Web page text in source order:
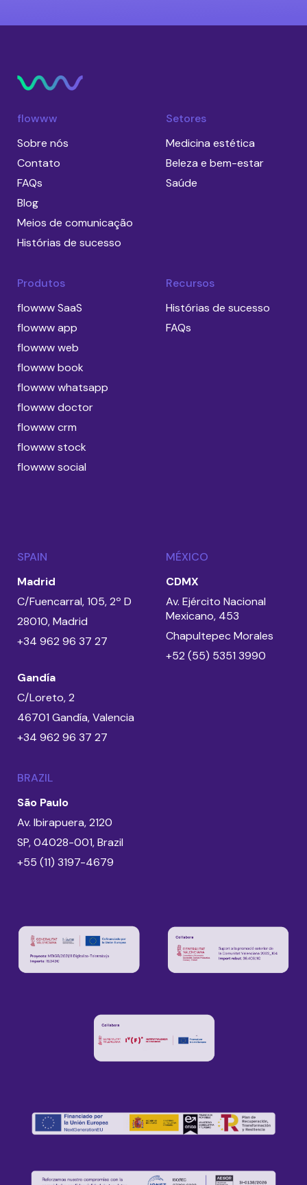
flowww
Sobre nós
Contato
FAQs
Blog
Meios de comunicação
Histórias de sucesso
Setores
Medicina estética
Beleza e bem-estar
Saúde
Produtos
flowww SaaS
flowww app
flowww web
flowww book
flowww whatsapp
flowww doctor
flowww crm
flowww stock
flowww social
Recursos
Histórias de sucesso
FAQs
SPAIN
Madrid
C/Fuencarral, 105, 2º D
28010, Madrid
+34 962 96 37 27
Gandía
C/Loreto, 2
46701 Gandía, Valencia
+34 962 96 37 27
MÉXICO
CDMX
Av. Ejército Nacional
Mexicano, 453
Chapultepec Morales
+52 (55) 5351 3990
BRAZIL
São Paulo
Av. Ibirapuera, 2120
SP, 04028-001, Brazil
+55 (11) 3197-4679